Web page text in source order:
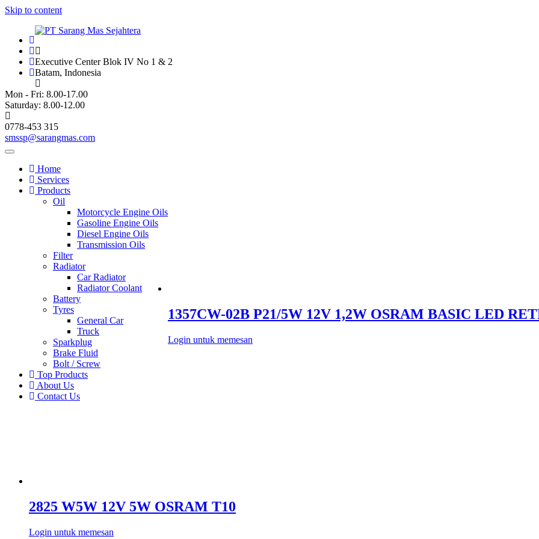
Skip to content
Executive Center Blok IV No 1 & 2
Batam, Indonesia
Mon - Fri: 8.00-17.00
Saturday: 8.00-12.00
0778-453 315
smssp@sarangmas.com
Home
Services
Products
Oil
Motorcycle Engine Oils
Gasoline Engine Oils
Diesel Engine Oils
Transmission Oils
Filter
Radiator
Car Radiator
Radiator Coolant
Battery
Tyres
General Car
Truck
Sparkplug
Brake Fluid
Bolt / Screw
Top Products
About Us
Contact Us
1357CW-02B P21/5W 12V 1,2W OSRAM BASIC LED
Login untuk memesan
2825 W5W 12V 5W OSRAM T10
Login untuk memesan